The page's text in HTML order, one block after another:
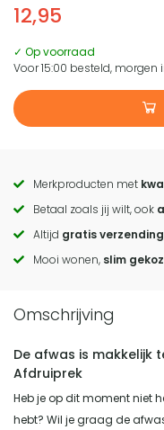
12,95
✓ Op voorraad
Voor 15:00 besteld, morgen
Call
to
actions
Merkproducten met
Betaal zoals jij wilt, ook
Altijd gratis verzending
Mooi wonen, slim
De afwas is makkelijk
Afdruiprek
Heb je op dit moment niet
hebt? Wil je graag de